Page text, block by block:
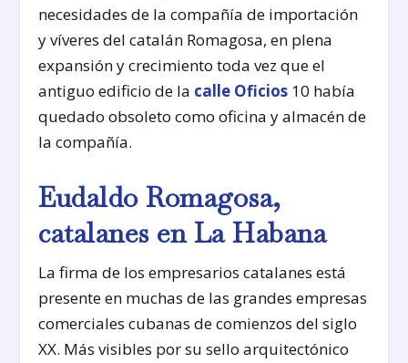
necesidades de la compañía de importación
y víveres del catalán Romagosa, en plena
expansión y crecimiento toda vez que el
antiguo edificio de la calle Oficios 10 había
quedado obsoleto como oficina y almacén de
la compañía.
Eudaldo Romagosa,
catalanes en La Habana
La firma de los empresarios catalanes está
presente en muchas de las grandes empresas
comerciales cubanas de comienzos del siglo
XX. Más visibles por su sello arquitectónico